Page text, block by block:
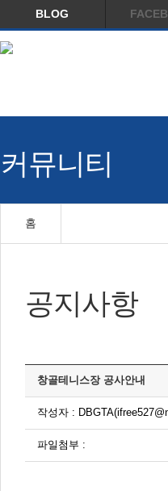
BLOG
커뮤니티
홈
공지사항
창골테니스장 공사안내
작성자 :
파일첨부 :